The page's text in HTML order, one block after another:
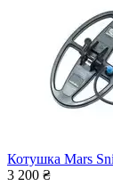
Котушка Mars
3 200 ₴